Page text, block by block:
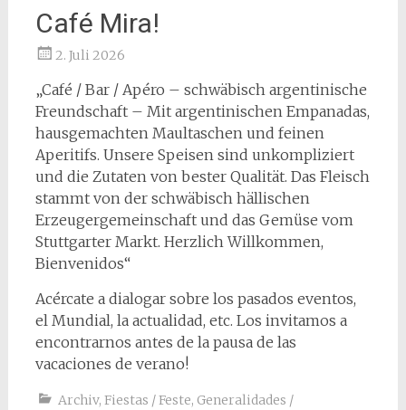
Café Mira!
2. Juli 2026
„Café / Bar / Apéro – schwäbisch argentinische
Freundschaft – Mit argentinischen Empanadas,
hausgemachten Maultaschen und feinen
Aperitifs. Unsere Speisen sind unkompliziert
und die Zutaten von bester Qualität. Das Fleisch
stammt von der schwäbisch hällischen
Erzeugergemeinschaft und das Gemüse vom
Stuttgarter Markt. Herzlich Willkommen,
Bienvenidos“
Acércate a dialogar sobre los pasados eventos,
el Mundial, la actualidad, etc. Los invitamos a
encontrarnos antes de la pausa de las
vacaciones de verano!
Archiv, Fiestas / Feste, Generalidades /